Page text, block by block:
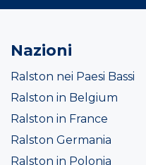
Nazioni
Ralston nei Paesi Bassi
Ralston in Belgium
Ralston in France
Ralston Germania
Ralston in Polonia